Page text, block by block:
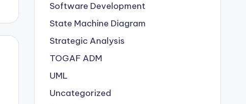
Software Development
State Machine Diagram
Strategic Analysis
TOGAF ADM
UML
Uncategorized